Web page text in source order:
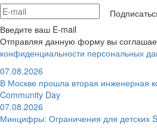
Введите ваш E-mail
Отправляя данную форму вы
конфиденциальности персональных
07.08.2026
В Москве прошла вторая инженерная
Community Day
07.08.2026
Минцифры: Ограничения для детских